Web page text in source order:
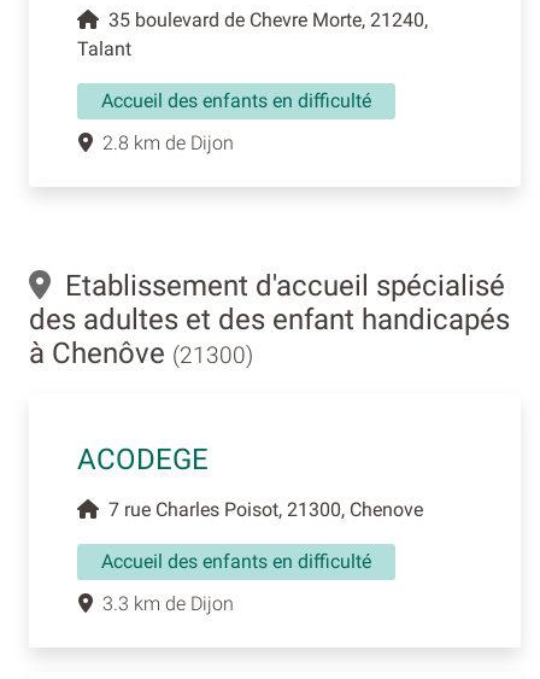
35 boulevard de Chevre Morte, 21240,
Talant
Accueil des enfants en difficulté
2.8 km de Dijon
Etablissement d'accueil spécialisé
des adultes et des enfant handicapés
à Chenôve (21300)
ACODEGE
7 rue Charles Poisot, 21300, Chenove
Accueil des enfants en difficulté
3.3 km de Dijon